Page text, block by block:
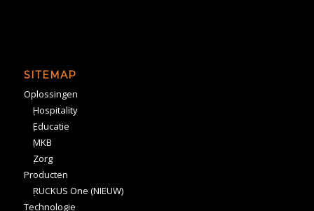
SITEMAP
Oplossingen
Hospitality
Educatie
MKB
Zorg
Producten
RUCKUS One (NIEUW)
Technologie